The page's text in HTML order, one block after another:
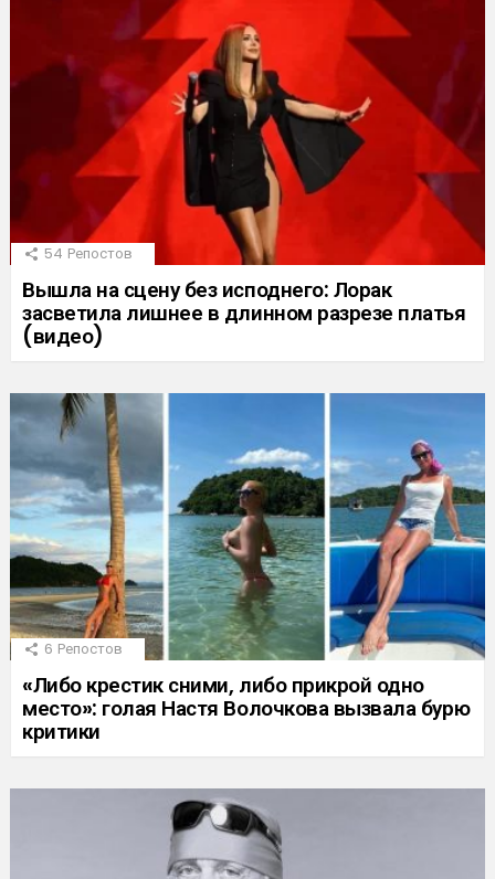
54 Репостов
Вышла на сцену без исподнего: Лорак
засветила лишнее в длинном разрезе платья
(видео)
6 Репостов
«Либо крестик сними, либо прикрой одно
место»: голая Настя Волочкова вызвала бурю
критики